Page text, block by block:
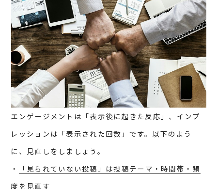
エンゲージメントは「表示後に起きた反応」、インプ
レッションは「表示された回数」です。以下のよう
に、見直しをしましょう。
・
「見られていない投稿」は投稿テーマ・時間帯・頻
度を見直す